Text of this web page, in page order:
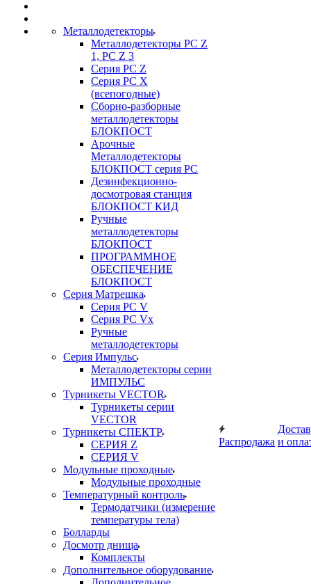
Металлодетекторы
Металлодетекторы РС Z
1, PC Z 3
Серия РС Z
Серия РС X
(всепогодные)
Сборно-разборные
металлодетекторы
БЛОКПОСТ
Арочные
Металлодетекторы
БЛОКПОСТ серия РС
Дезинфекционно-
досмотровая станция
БЛОКПОСТ КИД
Ручные
металлодетекторы
БЛОКПОСТ
ПРОГРАММНОЕ
ОБЕСПЕЧЕНИЕ
БЛОКПОСТ
Серия Матрешка
Серия PC V
Серия PC Vx
Ручные
металлодетекторы
Серия Импульс
Металлодетекторы серии
ИМПУЛЬС
Турникеты VECTOR
Турникеты серии
VECTOR
Турникеты СПЕКТР
СЕРИЯ Z
СЕРИЯ V
Модульные проходные
Модульные проходные
Температурный контроль
Термодатчики (измерение
температуры тела)
Болларды
Досмотр днища
Комплекты
Дополнительное оборудование
Распродажа и